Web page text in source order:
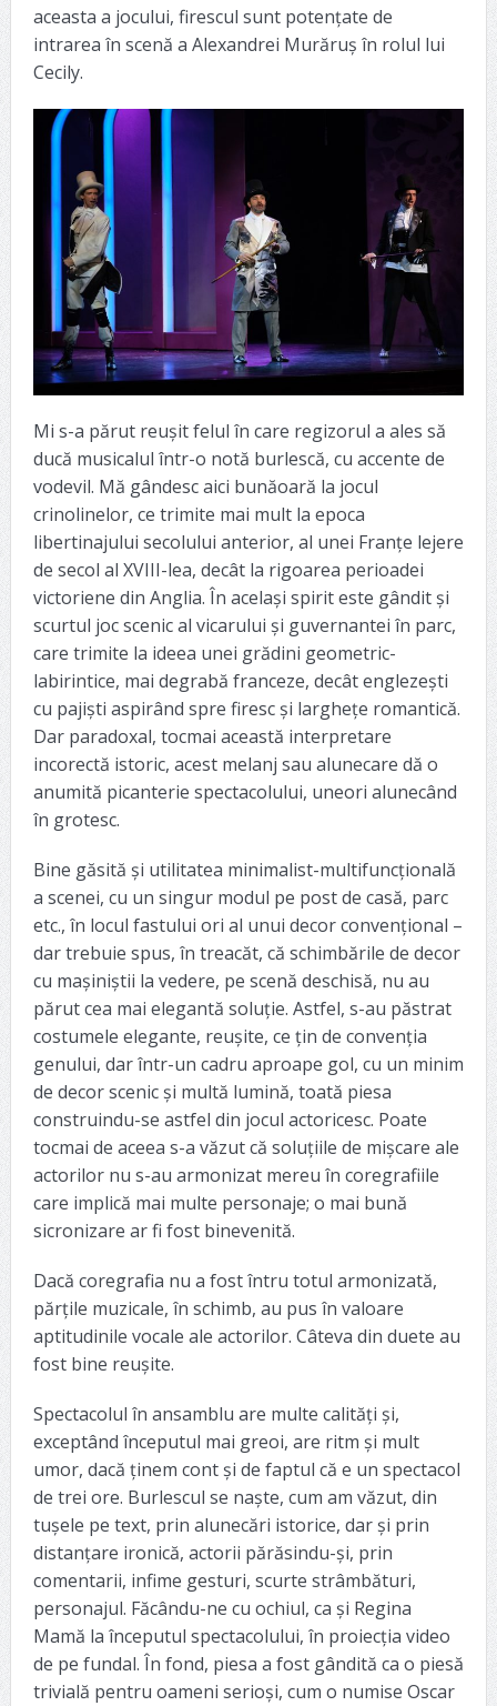
aceasta a jocului, firescul sunt potențate de
intrarea în scenă a Alexandrei Murăruș în rolul lui
Cecily.
Mi s-a părut reușit felul în care regizorul a ales să
ducă musicalul într-o notă burlescă, cu accente de
vodevil. Mă gândesc aici bunăoară la jocul
crinolinelor, ce trimite mai mult la epoca
libertinajului secolului anterior, al unei Franțe lejere
de secol al XVIII-lea, decât la rigoarea perioadei
victoriene din Anglia. În același spirit este gândit și
scurtul joc scenic al vicarului și guvernantei în parc,
care trimite la ideea unei grădini geometric-
labirintice, mai degrabă franceze, decât englezești
cu pajiști aspirând spre firesc și larghețe romantică.
Dar paradoxal, tocmai această interpretare
incorectă istoric, acest melanj sau alunecare dă o
anumită picanterie spectacolului, uneori alunecând
în grotesc.
Bine găsită și utilitatea minimalist-multifuncțională
a scenei, cu un singur modul pe post de casă, parc
etc., în locul fastului ori al unui decor convențional –
dar trebuie spus, în treacăt, că schimbările de decor
cu mașiniștii la vedere, pe scenă deschisă, nu au
părut cea mai elegantă soluție. Astfel, s-au păstrat
costumele elegante, reușite, ce țin de convenția
genului, dar într-un cadru aproape gol, cu un minim
de decor scenic și multă lumină, toată piesa
construindu-se astfel din jocul actoricesc. Poate
tocmai de aceea s-a văzut că soluțiile de mișcare ale
actorilor nu s-au armonizat mereu în coregrafiile
care implică mai multe personaje; o mai bună
sicronizare ar fi fost binevenită.
Dacă coregrafia nu a fost întru totul armonizată,
părțile muzicale, în schimb, au pus în valoare
aptitudinile vocale ale actorilor. Câteva din duete au
fost bine reușite.
Spectacolul în ansamblu are multe calități și,
exceptând începutul mai greoi, are ritm și mult
umor, dacă ținem cont și de faptul că e un spectacol
de trei ore. Burlescul se naște, cum am văzut, din
tușele pe text, prin alunecări istorice, dar și prin
distanțare ironică, actorii părăsindu-și, prin
comentarii, infime gesturi, scurte strâmbături,
personajul. Făcându-ne cu ochiul, ca și Regina
Mamă la începutul spectacolului, în proiecția video
de pe fundal. În fond, piesa a fost gândită ca o piesă
trivială pentru oameni serioși, cum o numise Oscar